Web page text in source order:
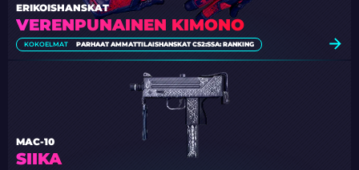
VERENPUNAINEN KIMONO
ERIKOISHANSKAT
KOKOELMAT PARHAAT AMMATTILAISHANSKAT CS2:SSA: RANKING
SIIKA
MAC-10